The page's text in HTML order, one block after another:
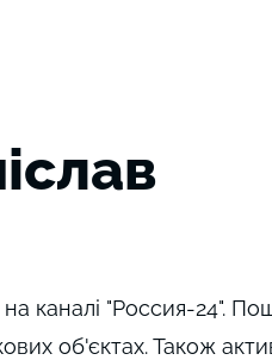
каналі "Россия-24".
об'єктах. Також